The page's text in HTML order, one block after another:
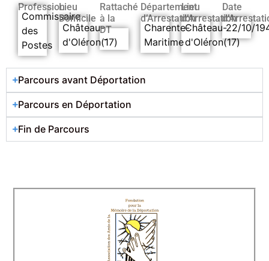
Profession
Commissaire
des
Postes
Lieu
Domicile
Château-
d'Oléron(17)
Rattaché
à la
DT
-
Département
d’Arrestation
Charente-
Maritime
Lieu
d’Arrestation
Château-
d'Oléron(17)
Date
22/10/
Parcours avant Déportation
Parcours en Déportation
Fin de Parcours